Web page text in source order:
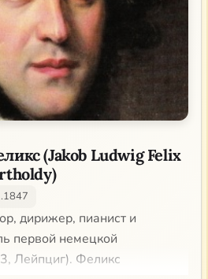
(Jakob Ludwig Felix
дирижер, пианист и
первой немецкой
Лейпциг). Феликс